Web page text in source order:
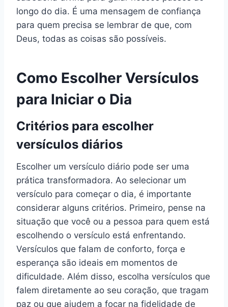
longo do dia. É uma mensagem de confiança
para quem precisa se lembrar de que, com
Deus, todas as coisas são possíveis.
Como Escolher Versículos
para Iniciar o Dia
Critérios para escolher
versículos diários
Escolher um versículo diário pode ser uma
prática transformadora. Ao selecionar um
versículo para começar o dia, é importante
considerar alguns critérios. Primeiro, pense na
situação que você ou a pessoa para quem está
escolhendo o versículo está enfrentando.
Versículos que falam de conforto, força e
esperança são ideais em momentos de
dificuldade. Além disso, escolha versículos que
falem diretamente ao seu coração, que tragam
paz ou que ajudem a focar na fidelidade de